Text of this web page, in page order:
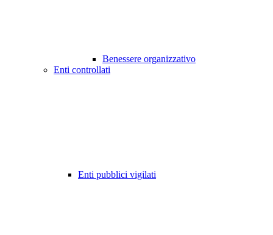
Benessere organizzativo
Enti controllati
Enti pubblici vigilati